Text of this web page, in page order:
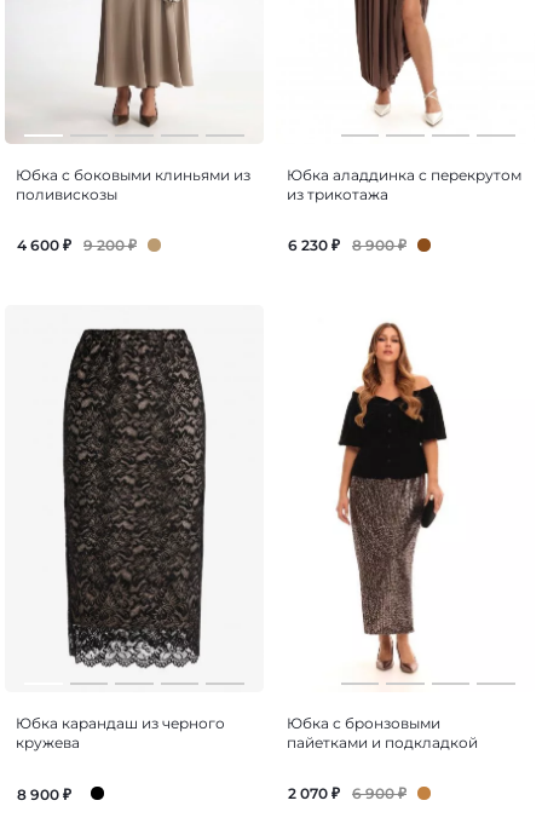
Юбка с боковыми клиньями из
поливискозы
4 600 ₽ 9 200₽
Юбка аладдинка с перекрутом
из трикотажа
6 230 ₽ 8 900₽
Юбка карандаш из черного
кружева
8 900 ₽
Юбка с бронзовыми
пайетками и подкладкой
2 070 ₽ 6 900₽